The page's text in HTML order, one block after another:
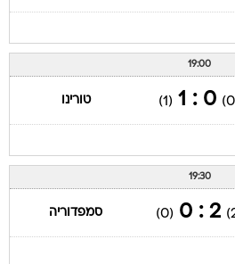
19:00
0 : 1
(1) טורינו
19:30
2 : 0
(0) סמפדוריה